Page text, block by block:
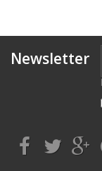
Newsletter